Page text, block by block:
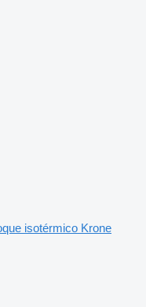
isotérmico Krone